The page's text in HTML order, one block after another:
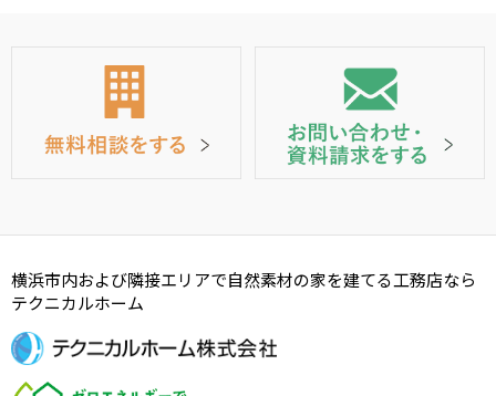
横浜市内および隣接エリアで自然素材の家を建てる工務店なら
テクニカルホーム